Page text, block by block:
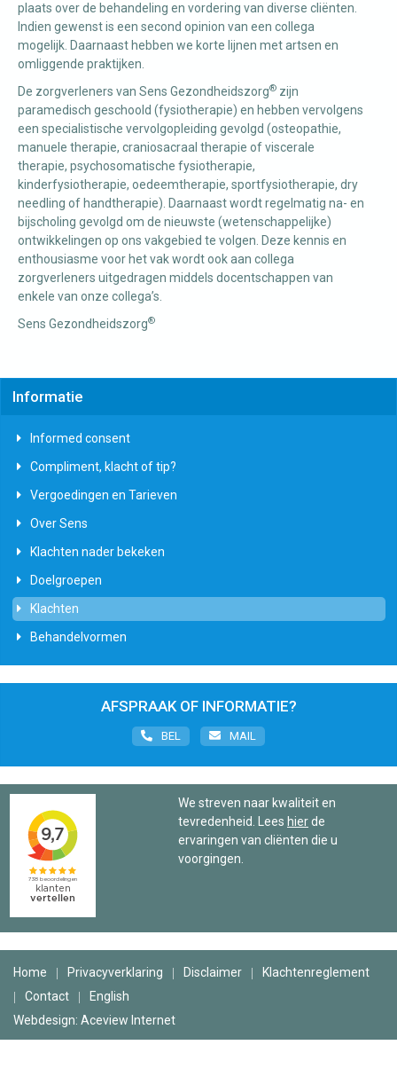
plaats over de behandeling en vordering van diverse cliënten.
Indien gewenst is een second opinion van een collega
mogelijk. Daarnaast hebben we korte lijnen met artsen en
omliggende praktijken.
De zorgverleners van Sens Gezondheidszorg® zijn
paramedisch geschoold (fysiotherapie) en hebben vervolgens
een specialistische vervolgopleiding gevolgd (osteopathie,
manuele therapie, craniosacraal therapie of viscerale
therapie, psychosomatische fysiotherapie,
kinderfysiotherapie, oedeemtherapie, sportfysiotherapie, dry
needling of handtherapie). Daarnaast wordt regelmatig na- en
bijscholing gevolgd om de nieuwste (wetenschappelijke)
ontwikkelingen op ons vakgebied te volgen. Deze kennis en
enthousiasme voor het vak wordt ook aan collega
zorgverleners uitgedragen middels docentschappen van
enkele van onze collega’s.
Sens Gezondheidszorg®
Informatie
Informed consent
Compliment, klacht of tip?
Vergoedingen en Tarieven
Over Sens
Klachten nader bekeken
Doelgroepen
Klachten
Behandelvormen
AFSPRAAK OF INFORMATIE?
BEL MAIL
We streven naar kwaliteit en
tevredenheid. Lees hierde
ervaringen van cliënten die u
voorgingen.
Home Privacyverklaring Disclaimer
Klachtenreglement
Contact
English
Webdesign: Aceview Internet